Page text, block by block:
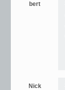
bert
Nick